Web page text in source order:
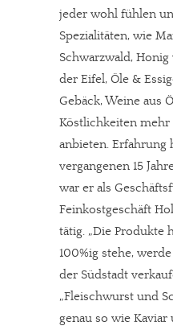
jeder wohl fühlen
Spezialitäten, wie
Schwarzwald,
der Eifel, Öle &
Gebäck, Weine aus
Köstlichkeiten
anbieten. Erfahrung
vergangenen 15
war er als
Feinkostgeschäft
tätig. „Die Produkte
100%ig stehe,
der Südstadt
„Fleischwurst und
genau so wie Kaviar